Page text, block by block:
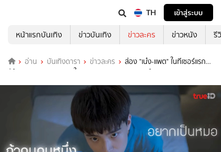
TH
เข้าสู่ระบบ
หน้าแรกบันเทิง
ข่าวบันเทิง ข่าวละคร ข่าวหนัง รี
อ่าน บันเทิงดารา ข่าวละคร
ส่อง "เน๋ง-แพต" ในทีเซอร์แรกซี
รีส์ "Good Doctor หมอใจพิเศษ" มาครบทุกอารมณ์